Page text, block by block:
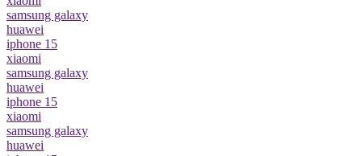
samsung galaxy
huawei
iphone 15
xiaomi
samsung galaxy
huawei
iphone 15
xiaomi
samsung galaxy
huawei